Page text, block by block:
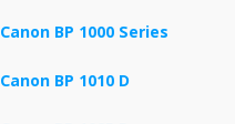
Canon BP 1000 Series
Canon BP 1010 D